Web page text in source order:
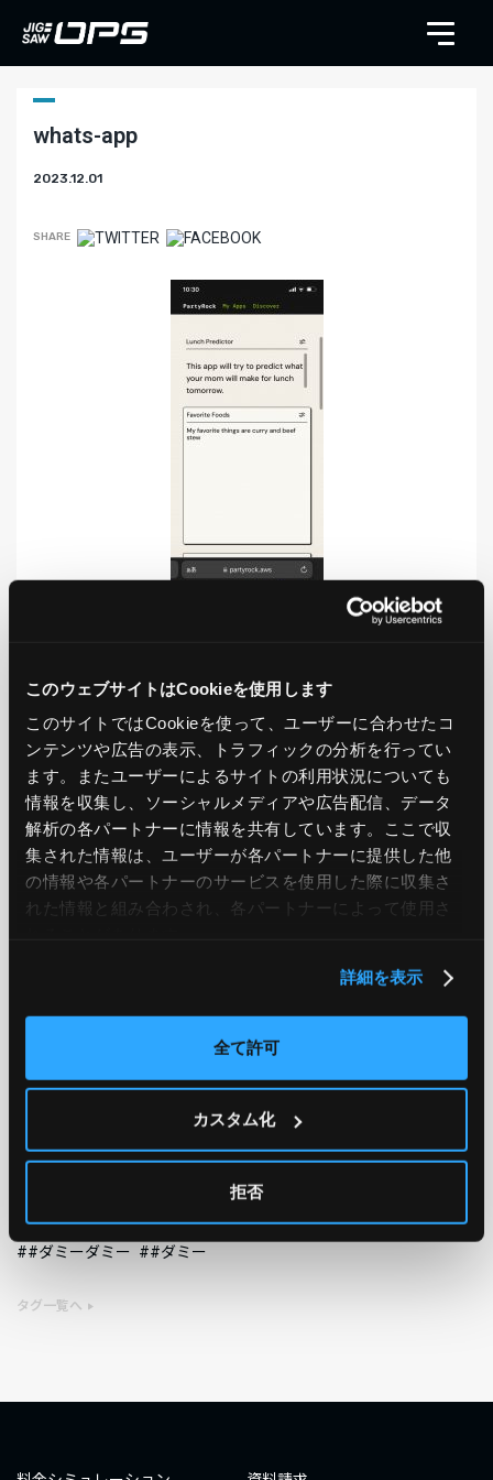
このウェブサイトはCookieを使用します
このサイトではCookieを使って、ユーザーに合わせたコ
ンテンツや広告の表示、トラフィックの分析を行ってい
ます。またユーザーによるサイトの利用状況についても
情報を収集し、ソーシャルメディアや広告配信、データ
解析の各パートナーに情報を共有しています。ここで収
集された情報は、ユーザーが各パートナーに提供した他
の情報や各パートナーのサービスを使用した際に収集さ
れた情報と組み合わされ、各パートナーによって使用さ
詳細を表示
全て許可
カスタム化
拒否
whats-app
2023.12.01
SHARE
LIKE TWEET
PREV NEXT
BACK TO LIST
OPTION
#AWS re:Invent 2019
#○○してみた
#自動化 #エンジニア
#エンジニア
#ダミーダミー
#ダミー
タグ一覧へ